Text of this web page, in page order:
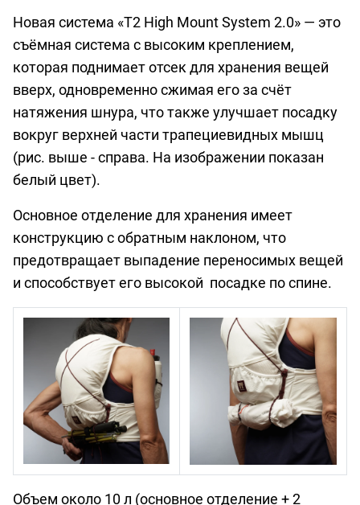
Новая система «T2 High Mount System 2.0» — это
съёмная система с высоким креплением,
которая поднимает отсек для хранения вещей
вверх, одновременно сжимая его за счёт
натяжения шнура, что также улучшает посадку
вокруг верхней части трапециевидных мышц
(рис. выше - справа. На изображении показан
белый цвет).
Основное отделение для хранения имеет
конструкцию с обратным наклоном, что
предотвращает выпадение переносимых вещей
и способствует его высокой посадке по спине.
Объем около 10 л (основное отделение + 2